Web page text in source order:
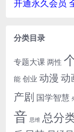
开通永久会员
分类目录
专题大课 两性
能 创业 动漫 动
产剧 国学智慧
音 思维 总分